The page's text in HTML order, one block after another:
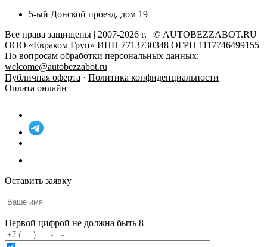
5-ый Донской проезд, дом 19
Все права защищены | 2007-2026 г. | © AUTOBEZZABOT.RU |
ООО «Евраком Груп» ИНН 7713730348 ОГРН 1117746499155
По вопросам обработки персональных данных:
welcome@autobezzabot.ru
Публичная оферта · Политика конфиденциальности
Оплата онлайн
Оставить заявку
Первой цифрой не должна быть 8